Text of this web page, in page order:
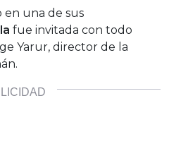
en una de sus
fue invitada con todo
Yarur, director de la